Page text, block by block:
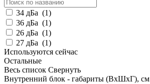
34 дБа (1)
36 дБа (1)
26 дБа (1)
27 дБа (1)
Используются сейчас
Остальные
Весь список Свернуть
Внутренний блок - габариты (ВхШхГ), см